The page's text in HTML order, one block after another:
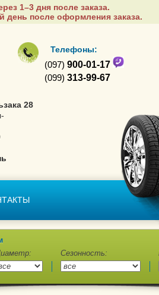
1–3 дня после заказа.
после оформления заказа.
28
Телефоны:
(097) 900-01-17
(099) 313-99-67
Сезонность: